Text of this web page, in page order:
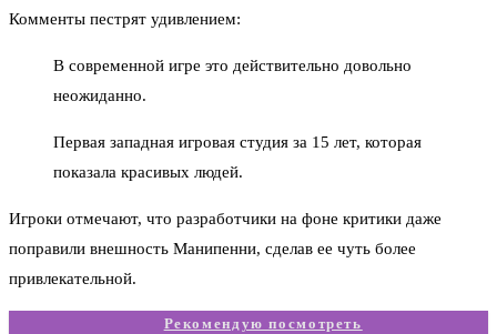
Комменты пестрят удивлением:
В современной игре это действительно довольно
неожиданно.
Первая западная игровая студия за 15 лет, которая
показала красивых людей.
Игроки отмечают, что разработчики на фоне критики даже
поправили внешность Манипенни, сделав ее чуть более
привлекательной.
Рекомендую посмотреть